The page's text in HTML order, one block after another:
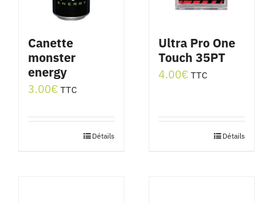
Canette
monster
energy
3.00€ TTC
Détails
Ultra Pro One
Touch 35PT
4.00€ TTC
Détails